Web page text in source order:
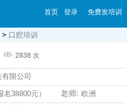
首页 登录 免费发培训
> 口腔培训
2838 次
限公司
38800元） 老师: 欧洲